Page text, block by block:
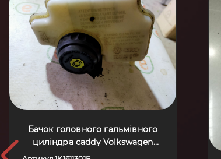
Бачок головного гальмівного
циліндра caddy Volkswagen
Passat B8 (2015-до тепер)